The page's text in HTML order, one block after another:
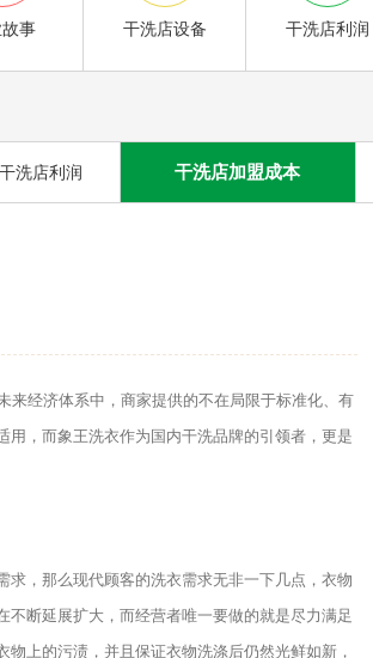
事 干洗店设备 干洗店利润
干洗店利润 干洗店加盟成本
经济体系中，商家提供的不在局限于标准化、有
，而象王洗衣作为国内干洗品牌的引领者，更是
，那么现代顾客的洗衣需求无非一下几点，衣物
断延展扩大，而经营者唯一要做的就是尽力满足
上的污渍，并且保证衣物洗涤后仍然光鲜如新，